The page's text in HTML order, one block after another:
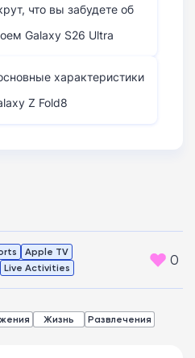
что вы забудете об
Galaxy S26 Ultra
характеристики
Z Fold8
Apple TV
Live Activities 0
Жизнь Развлечения